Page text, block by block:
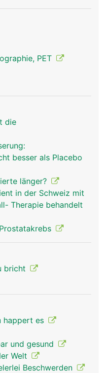
PET
die
besser als Placebo
länger?
in der Schweiz mit
Therapie behandelt
bricht
happert es
und gesund
Welt
Beschwerden